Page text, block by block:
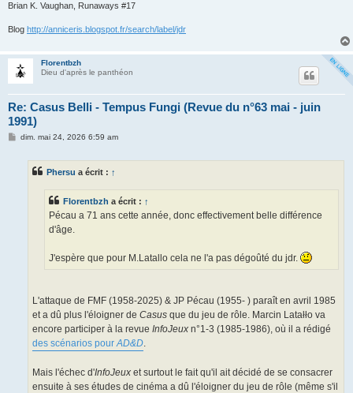
Brian K. Vaughan, Runaways #17
Blog http://anniceris.blogspot.fr/search/label/jdr
Florentbzh
Dieu d'après le panthéon
Re: Casus Belli - Tempus Fungi (Revue du n°63 mai - juin
1991)
Mdim. mai 24, 2026 6:59 am
Phersu a écrit : ↑
Florentbzh a écrit : ↑
Pécau a 71 ans cette année, donc effectivement belle différence
d'âge.
J'espère que pour M.Latallo cela ne l'a pas dégoûté du jdr.
L'attaque de FMF (1958-2025) & JP Pécau (1955- ) paraît en avril 1985
et a dû plus l'éloigner de Casus que du jeu de rôle. Marcin Latałło va
encore participer à la revue InfoJeux n°1-3 (1985-1986), où il a rédigé
des scénarios pourAD&D.
Mais l'échec d'InfoJeux et surtout le fait qu'il ait décidé de se consacrer
ensuite à ses études de cinéma a dû l'éloigner du jeu de rôle (même s'il